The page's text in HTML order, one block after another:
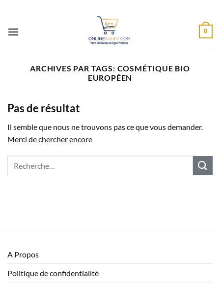
contenu
0
ARCHIVES PAR TAGS: COSMÉTIQUE BIO
EUROPÉEN
Pas de résultat
Il semble que nous ne trouvons pas ce que vous demander.
Merci de chercher encore
A Propos
Politique de confidentialité